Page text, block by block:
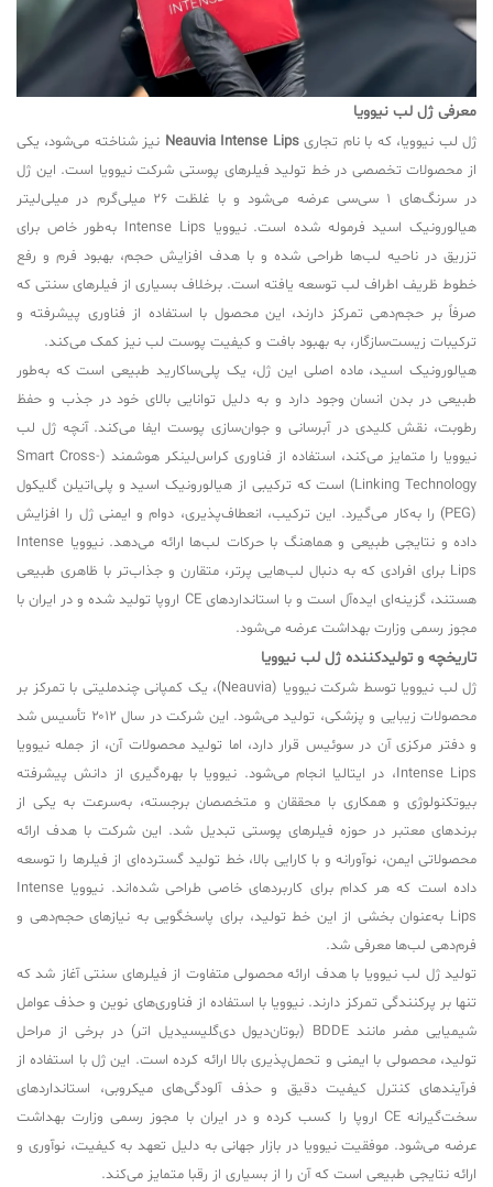
معرفی ژل لب نیوویا
ژل لب نیوویا، که با نام تجاریNeauvia Intense Lips نیز شناخته می‌شود، یکی
از محصولات تخصصی در خط تولید فیلرهای پوستی شرکت نیوویا است. این ژل
در سرنگ‌های 1 سی‌سی عرضه می‌شود و با غلظت 26 میلی‌گرم در میلی‌لیتر
هیالورونیک اسید فرموله شده است. نیوویا Intense Lips به‌طور خاص برای
تزریق در ناحیه لب‌ها طراحی شده و با هدف افزایش حجم، بهبود فرم و رفع
خطوط ظریف اطراف لب توسعه یافته است. برخلاف بسیاری از فیلرهای سنتی که
صرفاً بر حجم‌دهی تمرکز دارند، این محصول با استفاده از فناوری پیشرفته و
ترکیبات زیست‌سازگار، به بهبود بافت و کیفیت پوست لب نیز کمک می‌کند.
هیالورونیک اسید، ماده اصلی این ژل، یک پلی‌ساکارید طبیعی است که به‌طور
طبیعی در بدن انسان وجود دارد و به دلیل توانایی بالای خود در جذب و حفظ
رطوبت، نقش کلیدی در آبرسانی و جوان‌سازی پوست ایفا می‌کند. آنچه ژل لب
نیوویا را متمایز می‌کند، استفاده از فناوری کراس‌لینکر هوشمند (Smart Cross-
Linking Technology) است که ترکیبی از هیالورونیک اسید و پلی‌اتیلن گلیکول
(PEG) را به‌کار می‌گیرد. این ترکیب، انعطاف‌پذیری، دوام و ایمنی ژل را افزایش
داده و نتایجی طبیعی و هماهنگ با حرکات لب‌ها ارائه می‌دهد. نیوویا Intense
Lips برای افرادی که به دنبال لب‌هایی پرتر، متقارن و جذاب‌تر با ظاهری طبیعی
هستند، گزینه‌ای ایده‌آل است و با استانداردهای CE اروپا تولید شده و در ایران با
مجوز رسمی وزارت بهداشت عرضه می‌شود.
تاریخچه و تولیدکننده ژل لب نیوویا
ژل لب نیوویا توسط شرکت نیوویا (Neauvia)، یک کمپانی چندملیتی با تمرکز بر
محصولات زیبایی و پزشکی، تولید می‌شود. این شرکت در سال ۲۰۱۲ تأسیس شد
و دفتر مرکزی آن در سوئیس قرار دارد، اما تولید محصولات آن، از جمله نیوویا
Intense Lips، در ایتالیا انجام می‌شود. نیوویا با بهره‌گیری از دانش پیشرفته
بیوتکنولوژی و همکاری با محققان و متخصصان برجسته، به‌سرعت به یکی از
برندهای معتبر در حوزه فیلرهای پوستی تبدیل شد. این شرکت با هدف ارائه
محصولاتی ایمن، نوآورانه و با کارایی بالا، خط تولید گسترده‌ای از فیلرها را توسعه
داده است که هر کدام برای کاربردهای خاصی طراحی شده‌اند. نیوویا Intense
Lips به‌عنوان بخشی از این خط تولید، برای پاسخگویی به نیازهای حجم‌دهی و
فرم‌دهی لب‌ها معرفی شد.
تولید ژل لب نیوویا با هدف ارائه محصولی متفاوت از فیلرهای سنتی آغاز شد که
تنها بر پرکنندگی تمرکز دارند. نیوویا با استفاده از فناوری‌های نوین و حذف عوامل
شیمیایی مضر مانند BDDE (بوتان‌دیول دی‌گلیسیدیل اتر) در برخی از مراحل
تولید، محصولی با ایمنی و تحمل‌پذیری بالا ارائه کرده است. این ژل با استفاده از
فرآیندهای کنترل کیفیت دقیق و حذف آلودگی‌های میکروبی، استانداردهای
سخت‌گیرانه CE اروپا را کسب کرده و در ایران با مجوز رسمی وزارت بهداشت
عرضه می‌شود. موفقیت نیوویا در بازار جهانی به دلیل تعهد به کیفیت، نوآوری و
ارائه نتایجی طبیعی است که آن را از بسیاری از رقبا متمایز می‌کند.